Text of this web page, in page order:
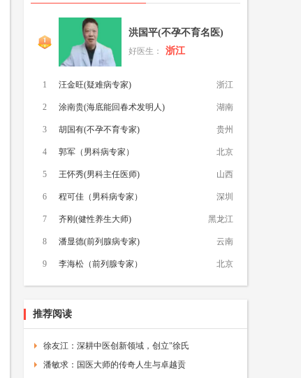
洪国平(不孕不育名医)
好医生： 浙江
浙江
1 汪金旺(疑难病专家)
湖南
2 涂南贵(海底能回春术发明人)
贵州
3 胡国有(不孕不育专家)
北京
4 郭军（男科病专家）
山西
5 王怀秀(男科主任医师)
深圳
6 程可佳（男科病专家）
黑龙江
7 齐刚(健性养生大师)
云南
8 潘显德(前列腺病专家)
北京
9 李海松（前列腺专家）
推荐阅读
徐友江：深耕中医创新领域，创立"徐氏
潘敏求：国医大师的传奇人生与卓越贡